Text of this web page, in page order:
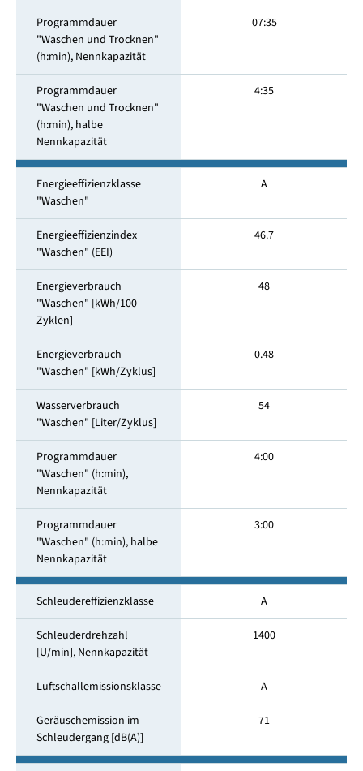
Programmdauer
"Waschen und Trocknen"
(h:min), Nennkapazität
07:35
Programmdauer
"Waschen und Trocknen"
(h:min), halbe
Nennkapazität
4:35
Energieeffizienzklasse
"Waschen"
A
Energieeffizienzindex
"Waschen" (EEI)
46.7
Energieverbrauch
"Waschen" [kWh/100
Zyklen]
48
Energieverbrauch
"Waschen" [kWh/Zyklus]
0.48
Wasserverbrauch
"Waschen" [Liter/Zyklus]
54
Programmdauer
"Waschen" (h:min),
Nennkapazität
4:00
Programmdauer
"Waschen" (h:min), halbe
Nennkapazität
3:00
Schleudereffizienzklasse A
Schleuderdrehzahl
[U/min], Nennkapazität
1400
Luftschallemissionsklasse A
Geräuschemission im
Schleuder­gang [dB(A)]
71